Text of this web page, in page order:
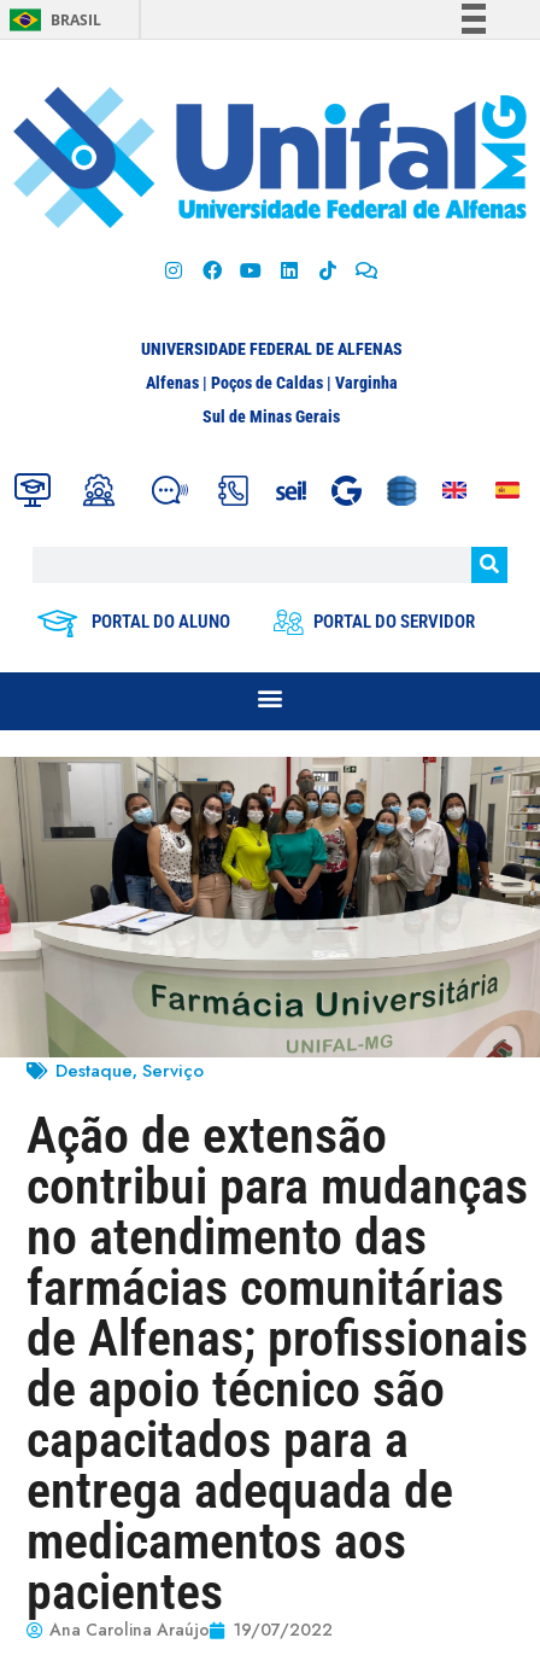
BRASIL
Participe
Acesso à informação
Legislação
UNIVERSIDADE FEDERAL DE ALFENAS
Alfenas | Poços de Caldas | Varginha
Sul de Minas Gerais
PORTAL DO ALUNO PORTAL DO SERVIDOR
Destaque,Serviço
Ação de extensão
contribui para mudanças
no atendimento das
farmácias comunitárias
de Alfenas; profissionais
de apoio técnico são
capacitados para a
entrega adequada de
medicamentos aos
pacientes
Ana Carolina Araújo 19/07/2022